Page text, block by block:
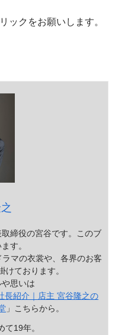
ックをお願いします。
締役の宮谷です。このブ
す。
マの衣裳や、各界のお客
けております。
思いは
長紹介｜店主 宮谷隆之の
」こちらから。
て19年。